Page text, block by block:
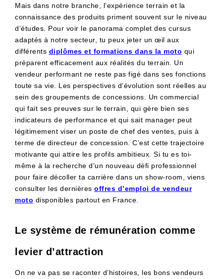
Mais dans notre branche, l’expérience terrain et la
connaissance des produits priment souvent sur le niveau
d’études. Pour voir le panorama complet des cursus
adaptés à notre secteur, tu peux jeter un œil aux
différents diplômes et formations dans la moto qui
préparent efficacement aux réalités du terrain. Un
vendeur performant ne reste pas figé dans ses fonctions
toute sa vie. Les perspectives d’évolution sont réelles au
sein des groupements de concessions. Un commercial
qui fait ses preuves sur le terrain, qui gère bien ses
indicateurs de performance et qui sait manager peut
légitimement viser un poste de chef des ventes, puis à
terme de directeur de concession. C’est cette trajectoire
motivante qui attire les profils ambitieux. Si tu es toi-
même à la recherche d’un nouveau défi professionnel
pour faire décoller ta carrière dans un show-room, viens
consulter les dernières offres d’emploi de vendeur
moto disponibles partout en France.
Le système de rémunération comme
levier d’attraction
On ne va pas se raconter d’histoires, les bons vendeurs